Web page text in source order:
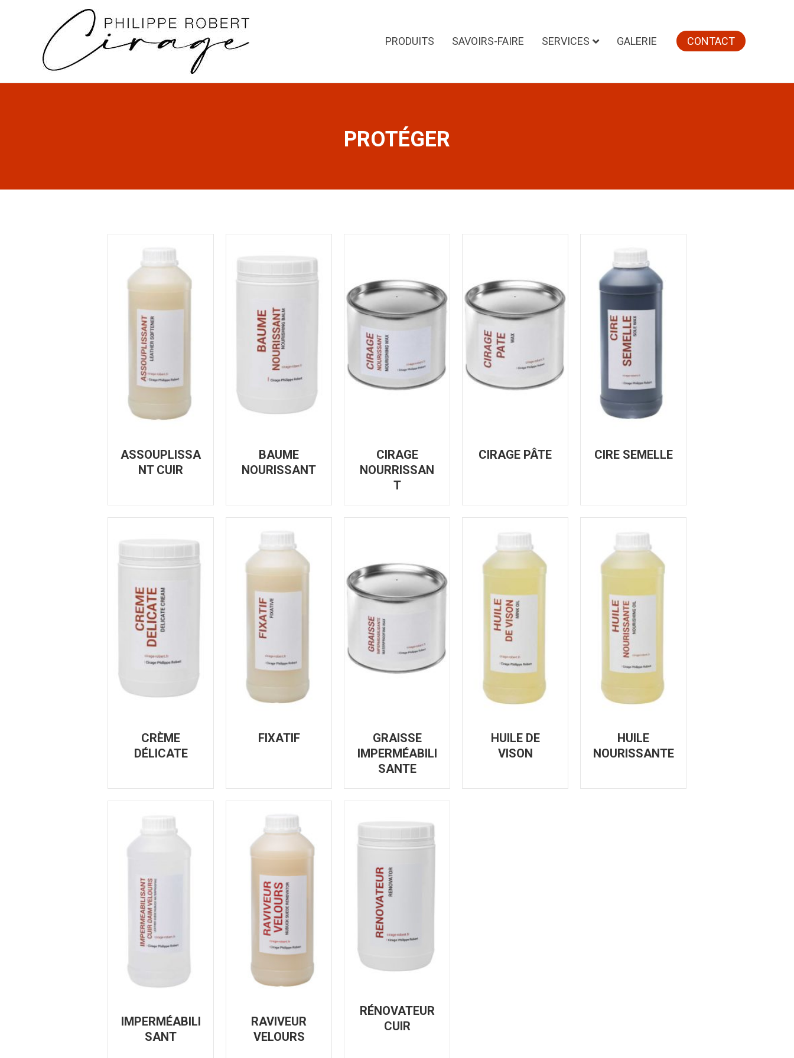
PRODUITS SAVOIRS-FAIRE SERVICES GALERIE CONTACT
PROTÉGER
ASSOUPLISSA
NT CUIR
BAUME
NOURISSANT
CIRAGE
NOURRISSAN
T
CIRAGE PÂTE CIRE SEMELLE
CRÈME
DÉLICATE
FIXATIF
GRAISSE
IMPERMÉABILI
SANTE
HUILE DE
VISON
HUILE
NOURISSANTE
IMPERMÉABILI
SANT
RAVIVEUR
VELOURS
RÉNOVATEUR
CUIR